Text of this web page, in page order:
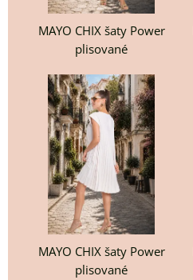
MAYO CHIX šaty Power
plisované
MAYO CHIX šaty Power
plisované